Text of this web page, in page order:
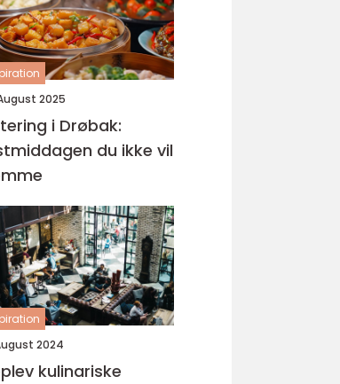
2025
i Drøbak:
du ikke vil
2024
kulinariske